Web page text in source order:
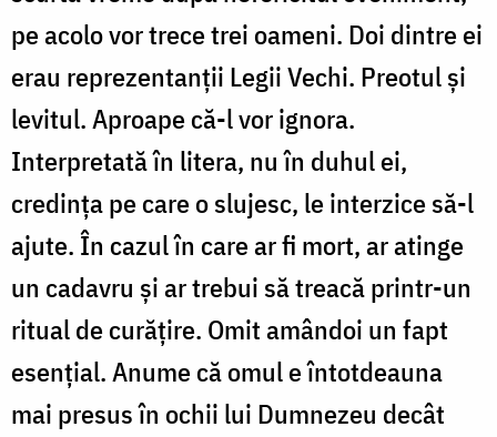
pe acolo vor trece trei oameni. Doi dintre ei
erau reprezentanții Legii Vechi. Preotul și
levitul. Aproape că-l vor ignora.
Interpretată în litera, nu în duhul ei,
credința pe care o slujesc, le interzice să-l
ajute. În cazul în care ar fi mort, ar atinge
un cadavru și ar trebui să treacă printr-un
ritual de curățire. Omit amândoi un fapt
esențial. Anume că omul e întotdeauna
mai presus în ochii lui Dumnezeu decât